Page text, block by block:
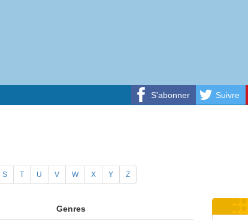
S'abonner Suivre
S T U V W X Y Z
Genres